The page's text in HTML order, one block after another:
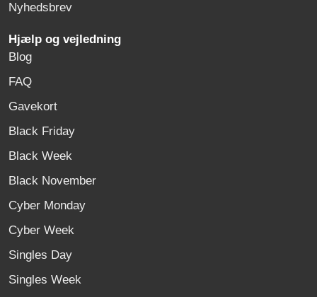
Nyhedsbrev
Hjælp og vejledning
Blog
FAQ
Gavekort
Black Friday
Black Week
Black November
Cyber Monday
Cyber Week
Singles Day
Singles Week